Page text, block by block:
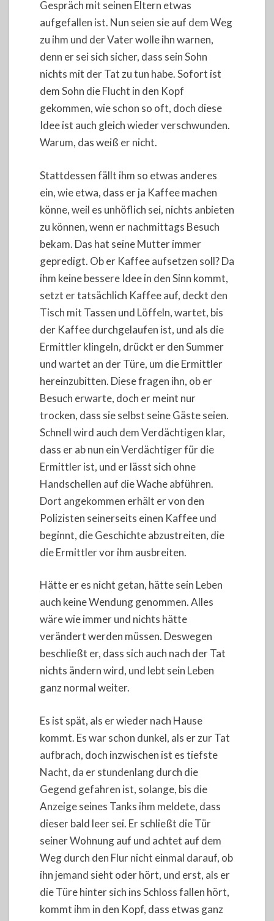
Gespräch mit seinen Eltern etwas
aufgefallen ist. Nun seien sie auf dem Weg
zu ihm und der Vater wolle ihn warnen,
denn er sei sich sicher, dass sein Sohn
nichts mit der Tat zu tun habe. Sofort ist
dem Sohn die Flucht in den Kopf
gekommen, wie schon so oft, doch diese
Idee ist auch gleich wieder verschwunden.
Warum, das weiß er nicht.
Stattdessen fällt ihm so etwas anderes
ein, wie etwa, dass er ja Kaffee machen
könne, weil es unhöflich sei, nichts anbieten
zu können, wenn er nachmittags Besuch
bekam. Das hat seine Mutter immer
gepredigt. Ob er Kaffee aufsetzen soll? Da
ihm keine bessere Idee in den Sinn kommt,
setzt er tatsächlich Kaffee auf, deckt den
Tisch mit Tassen und Löffeln, wartet, bis
der Kaffee durchgelaufen ist, und als die
Ermittler klingeln, drückt er den Summer
und wartet an der Türe, um die Ermittler
hereinzubitten. Diese fragen ihn, ob er
Besuch erwarte, doch er meint nur
trocken, dass sie selbst seine Gäste seien.
Schnell wird auch dem Verdächtigen klar,
dass er ab nun ein Verdächtiger für die
Ermittler ist, und er lässt sich ohne
Handschellen auf die Wache abführen.
Dort angekommen erhält er von den
Polizisten seinerseits einen Kaffee und
beginnt, die Geschichte abzustreiten, die
die Ermittler vor ihm ausbreiten.
Hätte er es nicht getan, hätte sein Leben
auch keine Wendung genommen. Alles
wäre wie immer und nichts hätte
verändert werden müssen. Deswegen
beschließt er, dass sich auch nach der Tat
nichts ändern wird, und lebt sein Leben
ganz normal weiter.
Es ist spät, als er wieder nach Hause
kommt. Es war schon dunkel, als er zur Tat
aufbrach, doch inzwischen ist es tiefste
Nacht, da er stundenlang durch die
Gegend gefahren ist, solange, bis die
Anzeige seines Tanks ihm meldete, dass
dieser bald leer sei. Er schließt die Tür
seiner Wohnung auf und achtet auf dem
Weg durch den Flur nicht einmal darauf, ob
ihn jemand sieht oder hört, und erst, als er
die Türe hinter sich ins Schloss fallen hört,
kommt ihm in den Kopf, dass etwas ganz